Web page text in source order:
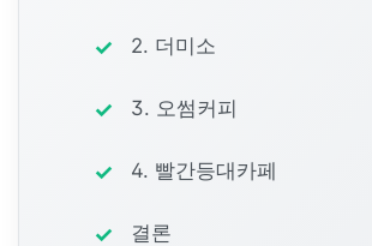
2. 더미소
3. 오썸커피
4. 빨간등대카페
결론